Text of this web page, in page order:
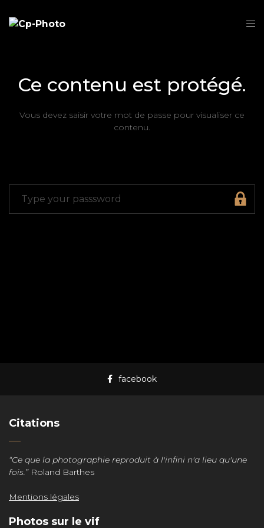
Ce contenu est protégé.
Vous devez saisir votre mot de passe pour visualiser ce
contenu.
facebook
Citations
“Ce que la photographie reproduit à l'infini n'a lieu qu'une
fois.” Roland Barthes
Mentions légales
Photos sur le vif